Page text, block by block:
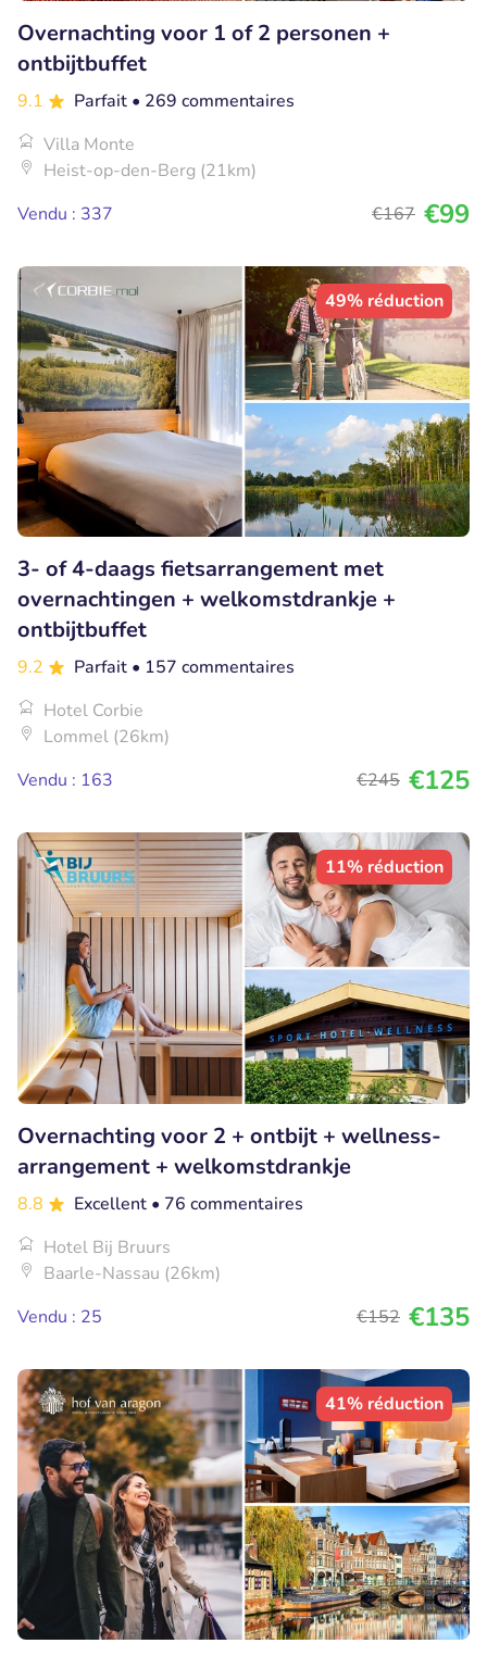
Overnachting voor 1 of 2 personen +
ontbijtbuffet
9.1 Parfait • 269 commentaires
Villa Monte
Heist-op-den-Berg (21km)
Vendu : 337
€167 €99
49% réduction
3- of 4-daags fietsarrangement met
overnachtingen + welkomstdrankje +
ontbijtbuffet
9.2 Parfait • 157 commentaires
Hotel Corbie
Lommel (26km)
Vendu : 163
€245 €125
11% réduction
Overnachting voor 2 + ontbijt + wellness-
arrangement + welkomstdrankje
8.8 Excellent • 76 commentaires
Hotel Bij Bruurs
Baarle-Nassau (26km)
Vendu : 25
€152 €135
41% réduction